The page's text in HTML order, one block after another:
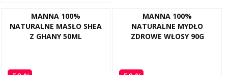
MANNA 100%
NATURALNE MASŁO SHEA
Z GHANY 50ML
MANNA 100%
NATURALNE MYDŁO
ZDROWE WŁOSY 90G